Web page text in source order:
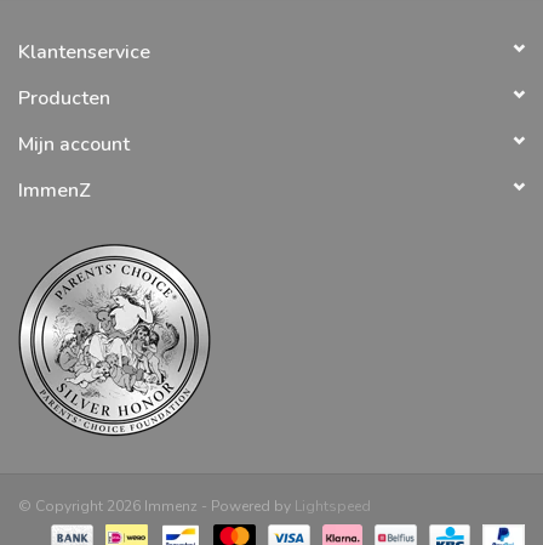
Klantenservice
Producten
Mijn account
ImmenZ
© Copyright 2026 Immenz - Powered by Lightspeed